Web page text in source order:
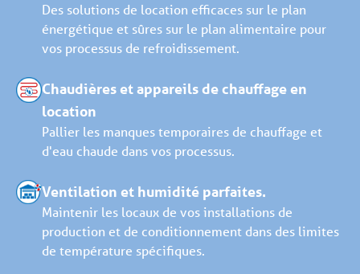
Des solutions de location efficaces sur le plan
énergétique et sûres sur le plan alimentaire pour
vos processus de refroidissement.
Chaudières et appareils de chauffage en
location
Pallier les manques temporaires de chauffage et
d'eau chaude dans vos processus.
Ventilation et humidité parfaites.
Maintenir les locaux de vos installations de
production et de conditionnement dans des limites
de température spécifiques.